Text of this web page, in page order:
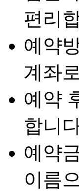
편리
예약
계좌
예약
합니
예약
이름